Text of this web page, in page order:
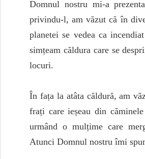
Domnul nostru mi-a
privindu-l, am văzut că în
planetei se vedea ca
simțeam căldura care se
locuri.
În fața la atâta căldură, am
frați care ieșeau din
urmând o mulțime care
Atunci Domnul nostru îmi